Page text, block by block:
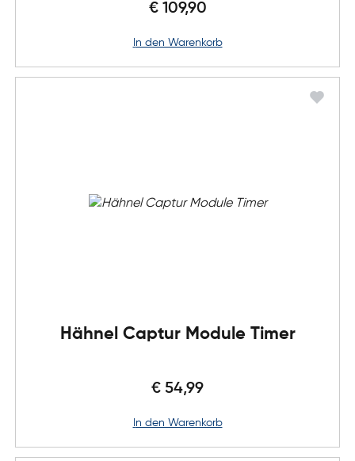
€ 109,90
in den Warenkorb
Hähnel Captur Module Timer
€ 54,99
in den Warenkorb